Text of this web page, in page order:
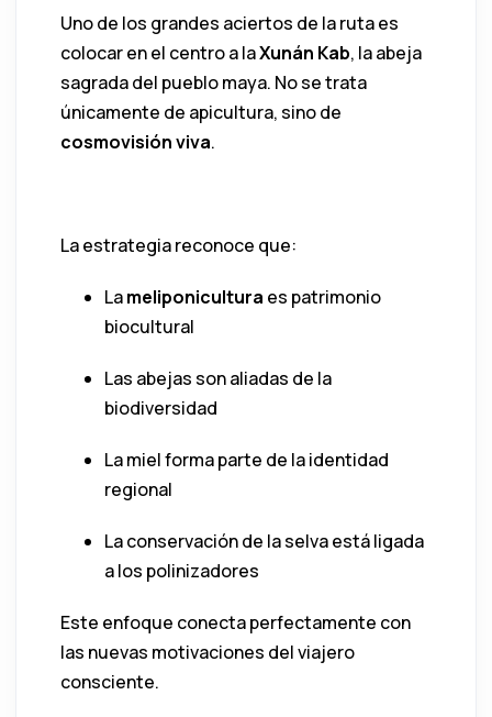
Uno de los grandes aciertos de la ruta es
colocar en el centro a laXunán Kab, la abeja
sagrada del pueblo maya. No se trata
únicamente de apicultura, sino de
cosmovisión viva.
La estrategia reconoce que:
Lameliponicultura es patrimonio
biocultural
Las abejas son aliadas de la
biodiversidad
La miel forma parte de la identidad
regional
La conservación de la selva está ligada
a los polinizadores
Este enfoque conecta perfectamente con
las nuevas motivaciones del viajero
consciente.